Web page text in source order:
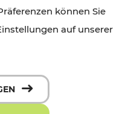
können Sie
auf unserer